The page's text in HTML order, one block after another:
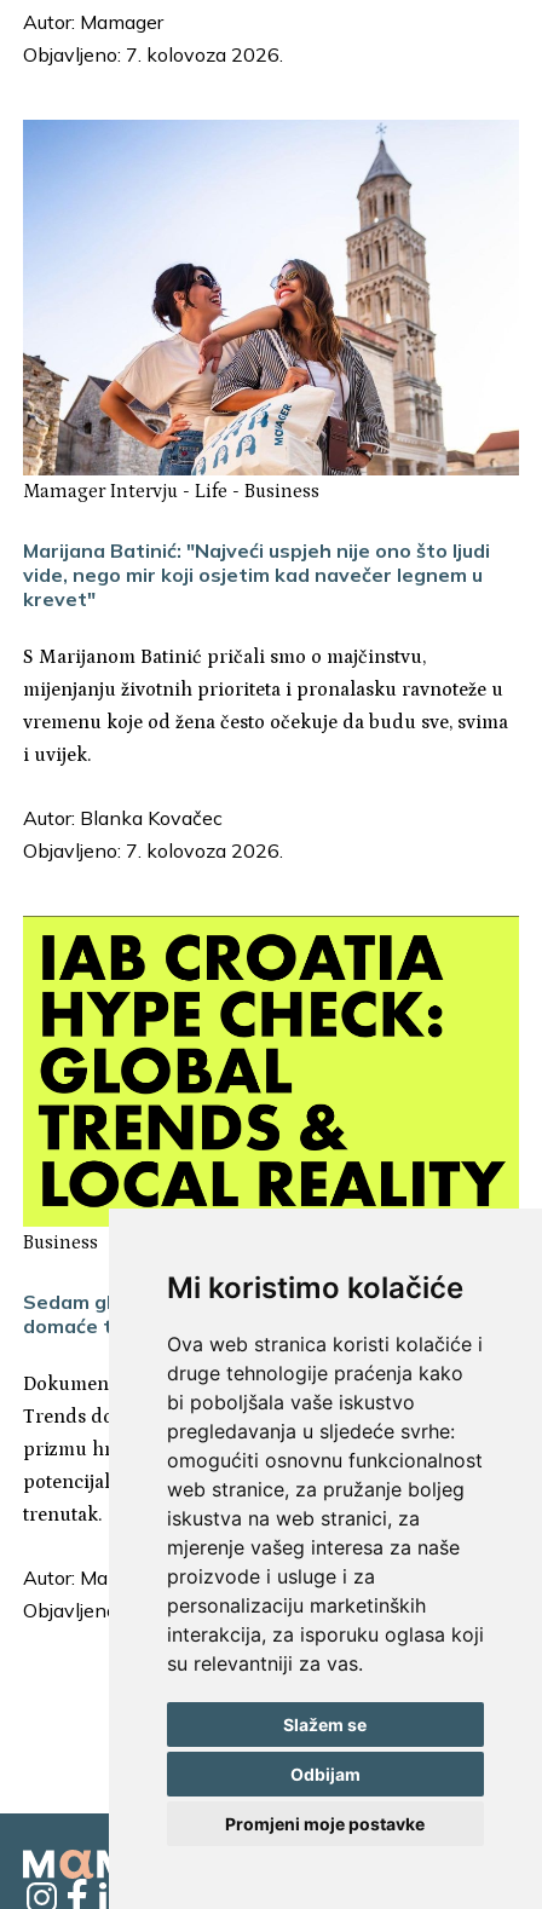
Mi koristimo kolačiće
Ova web stranica koristi kolačiće i
druge tehnologije praćenja kako
bi poboljšala vaše iskustvo
pregledavanja u sljedeće svrhe:
omogućiti osnovnu funkcionalnost
web stranice, za pružanje boljeg
iskustva na web stranici, za
mjerenje vašeg interesa za naše
proizvode i usluge i za
personalizaciju marketinških
interakcija, za isporuku oglasa koji
su relevantniji za vas.
Slažem se
Odbijam
Promjeni moje postavke
Autor: Mamager
Objavljeno: 7. kolovoza 2026.
Mamager Intervju -Life -Business
Marijana Batinić: "Najveći uspjeh nije ono što ljudi
vide, nego mir koji osjetim kad navečer legnem u
krevet"
S Marijanom Batinić pričali smo o majčinstvu,
mijenjanju životnih prioriteta i pronalasku ravnoteže u
vremenu koje od žena često očekuje da budu sve, svima
i uvijek.
Autor: Blanka Kovačec
Objavljeno: 7. kolovoza 2026.
Business
Sedam globalnih trendova o kojima svi pričaju - je li
domaće tržište stvarno spremno za njih?
Dokument radne skupine IAB-a Croatia Predictions &
Trends donosi procjenu sedam globalnih trendova kroz
prizmu hrvatskog tržišta, pokazujući koji imaju
potencijal za stvarnu primjenu, a koji još čekaju svoj
trenutak.
Autor: Mamager
Objavljeno: 5. kolovoza 2026.
UČITAJ JOŠ...